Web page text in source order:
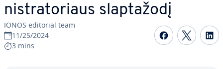
nist­ra­to­riaus slap­ta­žo­dį
IONOS editorial team
11/25/2024
3 mins
Share on